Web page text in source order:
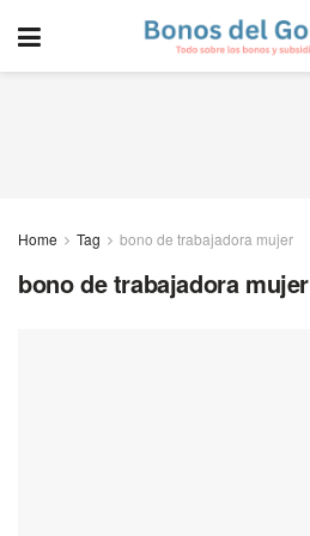
Home Tag bono de trabajadora mujer
bono de trabajadora mujer